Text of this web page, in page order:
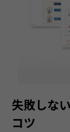
失敗しな
コツ